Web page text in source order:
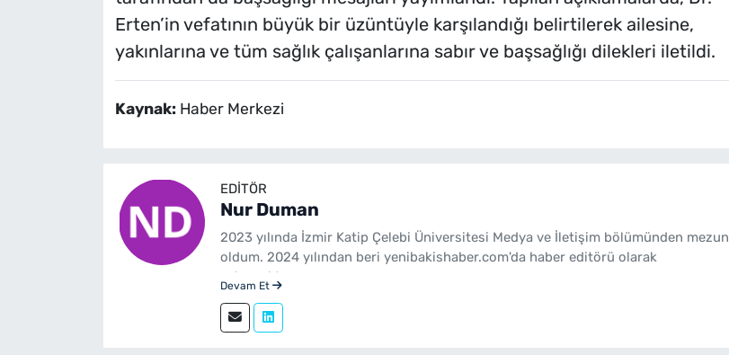
Erten’in vefatının büyük bir üzüntüyle karşılandığı belirtilerek ailesine,
yakınlarına ve tüm sağlık çalışanlarına sabır ve başsağlığı dilekleri iletildi.
Kaynak: Haber Merkezi
EDITÖR
Nur Duman
2023 yılında İzmir Katip Çelebi Üniversitesi Medya ve İletişim bölümünden mezun
oldum. 2024 yılından beri yenibakishaber.com'da haber editörü olarak
çalışmaktayım.
Devam Et